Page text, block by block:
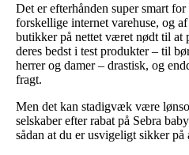
Det er efterhånden super smart
forskellige internet varehuse, og
butikker på nettet været nødt til at
deres bedst i test produkter – til
herrer og damer – drastisk, og
fragt.
Men det kan stadigvæk være
selskaber efter rabat på Sebra
sådan at du er usvigeligt sikker